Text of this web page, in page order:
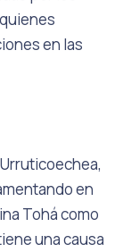
en las
en
Tohá como
una causa